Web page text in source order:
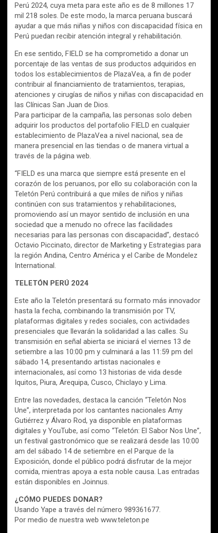
Perú 2024, cuya meta para este año es de 8 millones 17
mil 218 soles. De este modo, la marca peruana buscará
ayudar a que más niñas y niños con discapacidad física en
Perú puedan recibir atención integral y rehabilitación.
En ese sentido, FIELD se ha comprometido a donar un
porcentaje de las ventas de sus productos adquiridos en
todos los establecimientos de PlazaVea, a fin de poder
contribuir al financiamiento de tratamientos, terapias,
atenciones y cirugías de niños y niñas con discapacidad en
las Clínicas San Juan de Dios.
Para participar de la campaña, las personas solo deben
adquirir los productos del portafolio FIELD en cualquier
establecimiento de PlazaVea a nivel nacional, sea de
manera presencial en las tiendas o de manera virtual a
través de la página web.
“FIELD es una marca que siempre está presente en el
corazón de los peruanos, por ello su colaboración con la
Teletón Perú contribuirá a que miles de niños y niñas
continúen con sus tratamientos y rehabilitaciones,
promoviendo así un mayor sentido de inclusión en una
sociedad que a menudo no ofrece las facilidades
necesarias para las personas con discapacidad”, destacó
Octavio Piccinato, director de Marketing y Estrategias para
la región Andina, Centro América y el Caribe de Mondelez
International.
TELETÓN PERÚ 2024
Este año la Teletón presentará su formato más innovador
hasta la fecha, combinando la transmisión por TV,
plataformas digitales y redes sociales, con actividades
presenciales que llevarán la solidaridad a las calles. Su
transmisión en señal abierta se iniciará el viernes 13 de
setiembre a las 10:00 pm y culminará a las 11:59 pm del
sábado 14, presentando artistas nacionales e
internacionales, así como 13 historias de vida desde
Iquitos, Piura, Arequipa, Cusco, Chiclayo y Lima.
Entre las novedades, destaca la canción “Teletón Nos
Une”, interpretada por los cantantes nacionales Amy
Gutiérrez y Álvaro Rod, ya disponible en plataformas
digitales y YouTube, así como “Teletón: El Sabor Nos Une”,
un festival gastronómico que se realizará desde las 10:00
am del sábado 14 de setiembre en el Parque de la
Exposición, donde el público podrá disfrutar de la mejor
comida, mientras apoya a esta noble causa. Las entradas
están disponibles en Joinnus.
¿CÓMO PUEDES DONAR?
Usando Yape a través del número 989361677.
Por medio de nuestra web www.teleton.pe